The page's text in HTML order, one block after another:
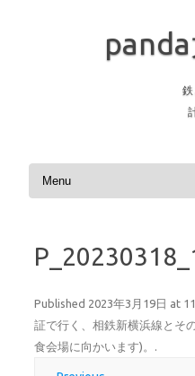
鉄
Skip to content
Published 2023年3月19日 at
証で行く、相鉄新横浜線とそ
食会場に向かいます)。 .